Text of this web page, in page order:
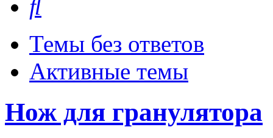
Темы без ответов
Активные темы
Нож для гранулятора